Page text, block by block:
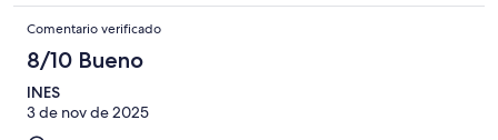
Comentario verificado
8/10 Bueno
INES
3 de nov de 2025